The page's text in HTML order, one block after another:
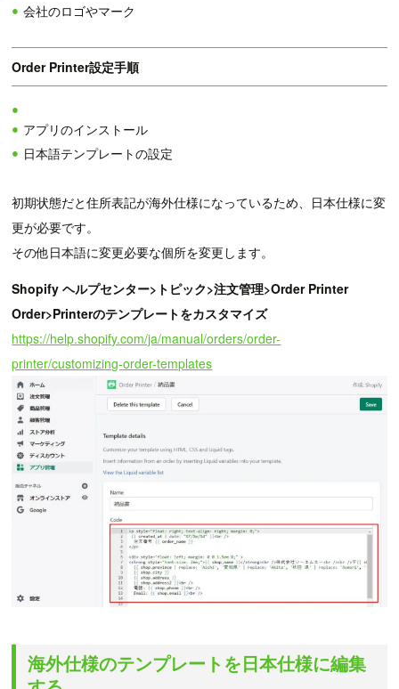
会社のロゴやマーク
Order Printer設定手順
アプリのインストール
日本語テンプレートの設定
初期状態だと住所表記が海外仕様になっているため、日本仕様に変
更が必要です。
その他日本語に変更必要な個所を変更します。
Shopify ヘルプセンター>トピック>注文管理>Order Printer
Order>Printerのテンプレートをカスタマイズ
https://help.shopify.com/ja/manual/orders/order-
printer/customizing-order-templates
海外仕様のテンプレートを日本仕様に編集